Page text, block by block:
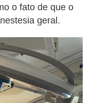
o fato de que o
geral.